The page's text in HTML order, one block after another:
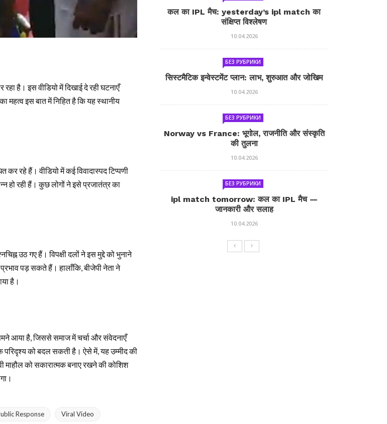
रहा है। इस वीडियो में दिखाई दे रही घटनाएँ
महत्व इस बात में निहित है कि यह स्थानीय
कर रहे हैं। वीडियो में कई विवादास्पद टिप्पणी
हो रही हैं। कुछ लोगों ने इसे प्रजातंत्र का
उठ गए हैं। विपक्षी दलों ने इस मुद्दे को भुनाने
पड़ सकते हैं। हालाँकि, बीजेपी नेता ने
है।
आया है, जिससे समाज में चर्चा और संवेदनाएँ
परिदृश्य को बदल सकती है। ऐसे में, यह उम्मीद की
को सकारात्मक बनाए रखने की कोशिश
Response Viral Video
कल का IPL मैच: yesterday’s ipl match का
संक्षिप्त विश्लेषण
10.04.2026
БЕЗ РУБРИКИ
सिस्टमैटिक इन्वेस्टमेंट प्लान: लाभ, शुरुआत और जोखिम
10.04.2026
БЕЗ РУБРИКИ
Norway vs France: भूगोल, राजनीति और संस्कृति
की तुलना
10.04.2026
БЕЗ РУБРИКИ
ipl match tomorrow: कल का IPL मैच —
जानकारी और सलाह
10.04.2026